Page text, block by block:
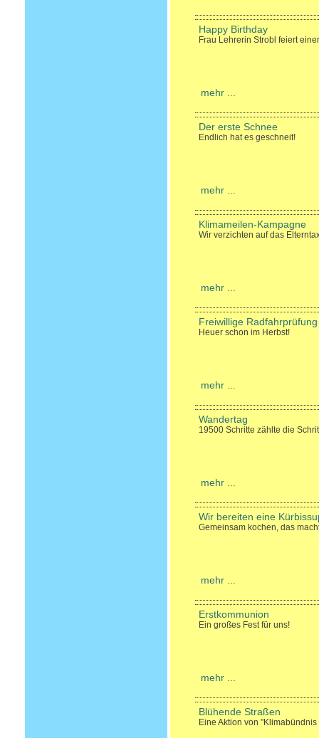
Happy Birthday
Frau Lehrerin Strobl feiert
mehr ...
Der erste Schnee
Endlich hat es geschneit!
mehr ...
Klimameilen-Kampagne
Wir verzichten auf das
mehr ...
Freiwillige Radfahrprüfung
Heuer schon im Herbst!
mehr ...
Wandertag
19500 Schritte zählte die
mehr ...
Wir bereiten eine
Gemeinsam kochen, das
mehr ...
Erstkommunion
Ein großes Fest für uns!
mehr ...
Blühende Straßen
Eine Aktion von